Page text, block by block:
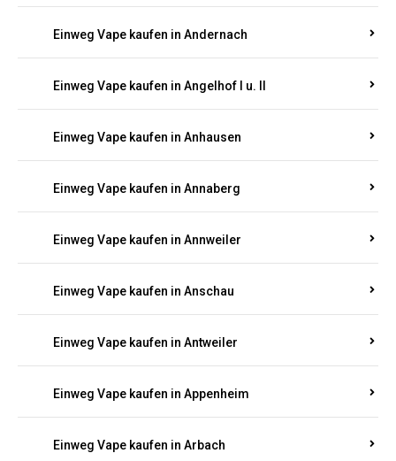
Einweg Vape kaufen in Andernach
Einweg Vape kaufen in Angelhof I u. II
Einweg Vape kaufen in Anhausen
Einweg Vape kaufen in Annaberg
Einweg Vape kaufen in Annweiler
Einweg Vape kaufen in Anschau
Einweg Vape kaufen in Antweiler
Einweg Vape kaufen in Appenheim
Einweg Vape kaufen in Arbach